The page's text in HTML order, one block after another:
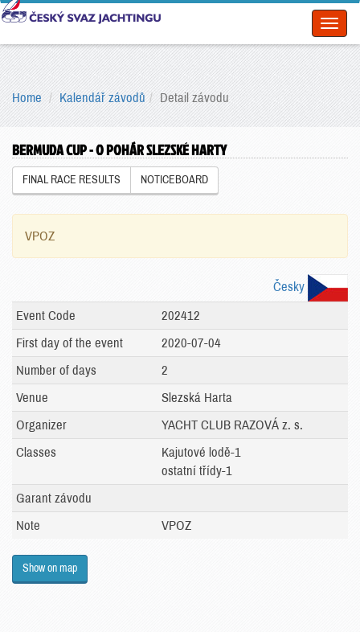
Home Kalendář závodů Detail závodu
BERMUDA CUP - O POHÁR SLEZSKÉ HARTY
FINAL RACE RESULTS NOTICEBOARD
VPOZ
Česky
Event Code
202412
First day of the event
2020-07-04
Number of days
2
Venue
Slezská Harta
Organizer
YACHT CLUB RAZOVÁ z. s.
Classes
Kajutové lodě-1
ostatní třídy-1
Garant závodu
Note
VPOZ
Show on map